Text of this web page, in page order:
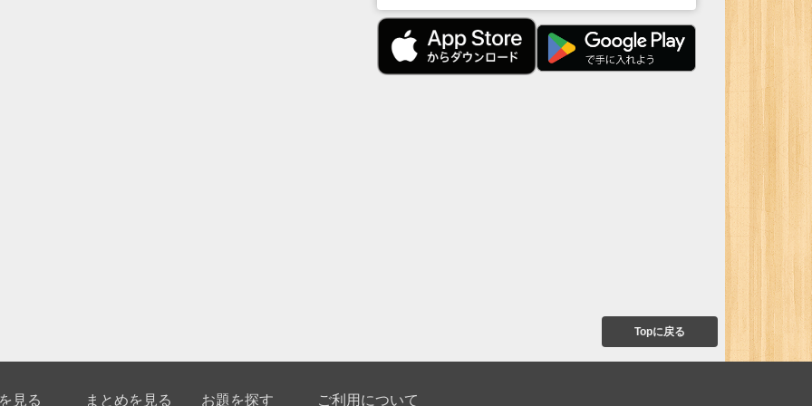
Topに戻る
見る まとめを見る お題を探す ご利用について